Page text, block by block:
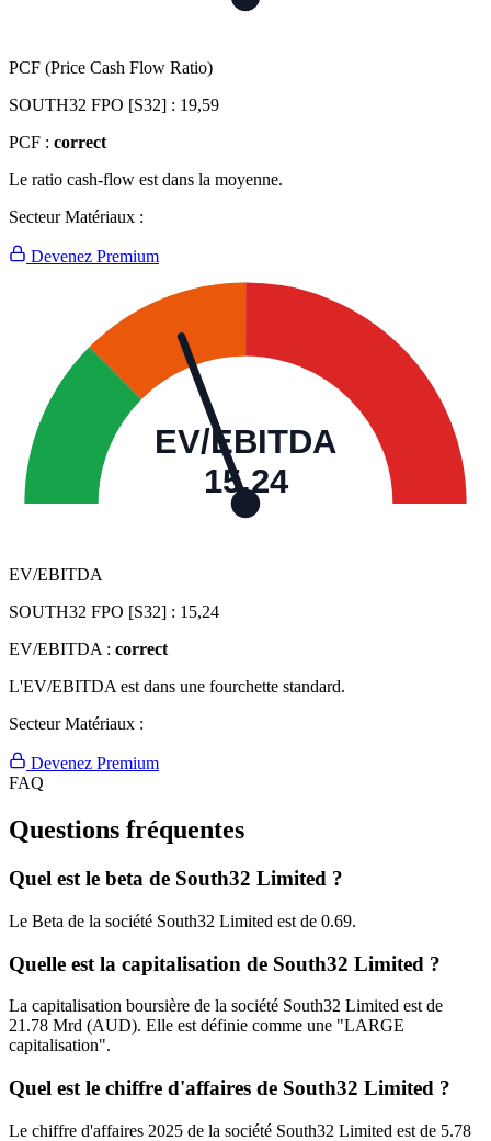
PCF (Price Cash Flow Ratio)
SOUTH32 FPO [S32] : 19,59
PCF : correct
Le ratio cash-flow est dans la moyenne.
Secteur Matériaux :
Devenez Premium
EV/EBITDA
15,24
EV/EBITDA
SOUTH32 FPO [S32] : 15,24
EV/EBITDA : correct
L'EV/EBITDA est dans une fourchette standard.
Secteur Matériaux :
Devenez Premium
FAQ
Questions fréquentes
Quel est le beta de South32 Limited ?
Le Beta de la société South32 Limited est de 0.69.
Quelle est la capitalisation de South32 Limited ?
La capitalisation boursière de la société South32 Limited est de
21.78 Mrd (AUD). Elle est définie comme une "LARGE
capitalisation".
Quel est le chiffre d'affaires de South32 Limited ?
Le chiffre d'affaires 2025 de la société South32 Limited est de 5.78